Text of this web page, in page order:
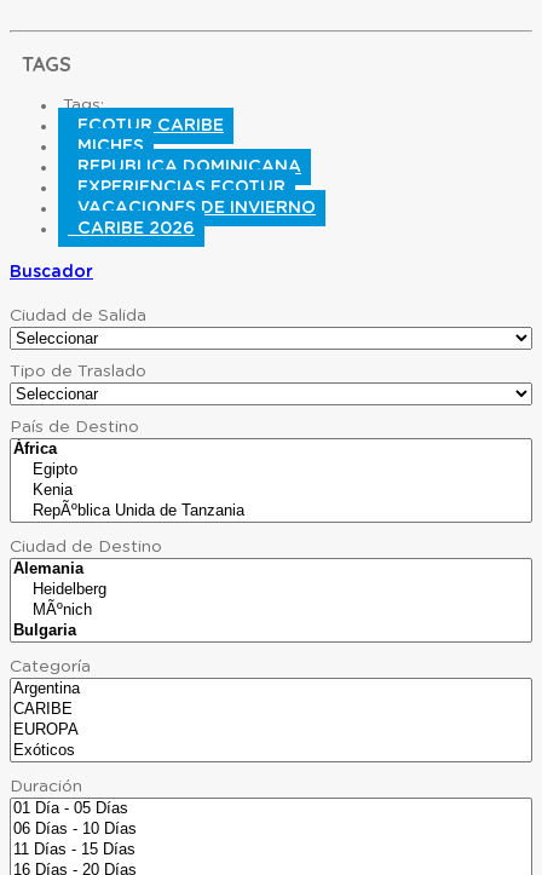
TAGS
Tags:
ECOTUR CARIBE
MICHES
REPUBLICA DOMINICANA
EXPERIENCIAS ECOTUR
VACACIONES DE INVIERNO
CARIBE 2026
Buscador
Ciudad de Salida
Tipo de Traslado
País de Destino
Ciudad de Destino
Categoría
Duración